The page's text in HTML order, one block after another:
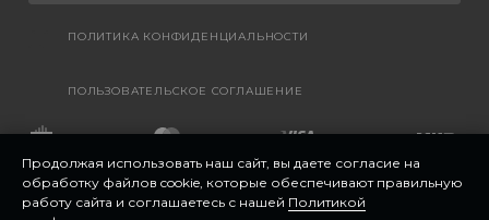
ПОЛИТИКА КОНФИДЕНЦИАЛЬНОСТИ
ПОЛЬЗОВАТЕЛЬСКОЕ СОГЛАШЕНИЕ
Продолжая использовать наш сайт, вы даете согласие на
обработку файлов cookie, которые обеспечивают правильную
работу сайта и соглашаетесь с нашей Политикой